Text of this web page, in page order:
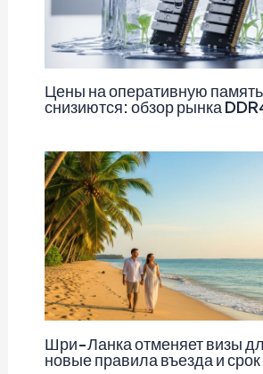
Цены на оперативную
снизиются: обзор рынка
Шри-Ланка отменяет визы
новые правила въезда и